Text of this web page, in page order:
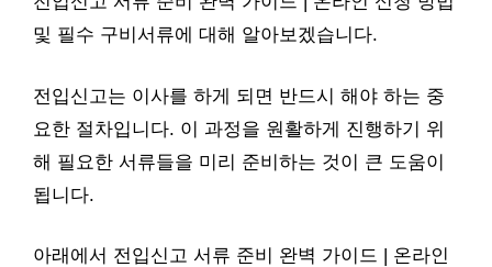
및 필수 구비서류에 대해 알아보겠습니다.
전입신고는 이사를 하게 되면 반드시 해야 하는 중
요한 절차입니다. 이 과정을 원활하게 진행하기 위
해 필요한 서류들을 미리 준비하는 것이 큰 도움이
됩니다.
아래에서 전입신고 서류 준비 완벽 가이드 | 온라인